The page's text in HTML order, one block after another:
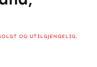
OG UTILGJENGELIG.